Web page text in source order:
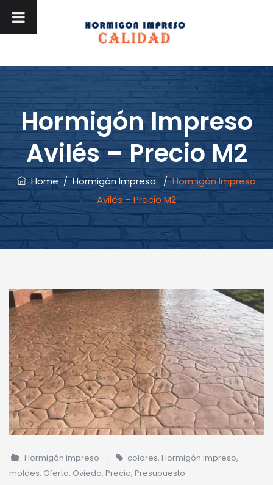
Hormigón Impreso
Avilés – Precio M2
Home/Hormigón Impreso /Hormigón Impreso
Avilés – Precio M2
Hormigón impreso colores, Hormigón impreso,
moldes, Oferta, Oviedo, Precio, Presupuesto